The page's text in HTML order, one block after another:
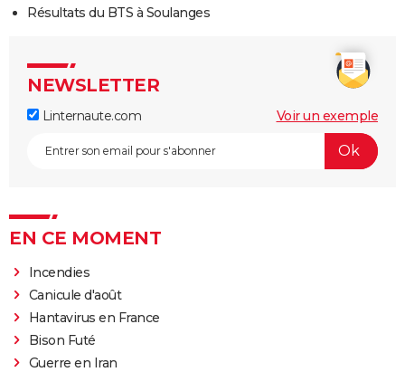
Résultats du BTS à Soulanges
NEWSLETTER
Linternaute.com Voir un exemple
EN CE MOMENT
Incendies
Canicule d'août
Hantavirus en France
Bison Futé
Guerre en Iran